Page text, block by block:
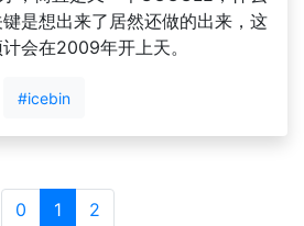
是想出来了居然还做的出来，这
会在2009年开上天。
#icebin
0 1 2